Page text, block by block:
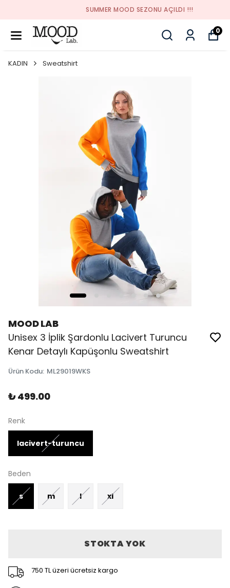
SUMMER MOOD SEZONU AÇILDI !!!
0
KADIN Sweatshirt
MOOD LAB
Unisex 3 İplik Şardonlu Lacivert Turuncu
Kenar Detaylı Kapüşonlu Sweatshirt
Ürün Kodu: ML29019WKS
₺ 499.00
Renk
lacivert-turuncu
Beden
s m l xl
STOKTA YOK
750 TL üzeri ücretsiz kargo